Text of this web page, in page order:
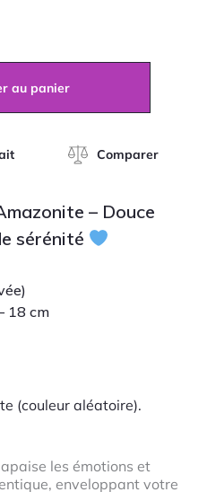
au panier
Comparer
– Douce
sérénité
18 cm
(couleur aléatoire).
les émotions et
enveloppant votre